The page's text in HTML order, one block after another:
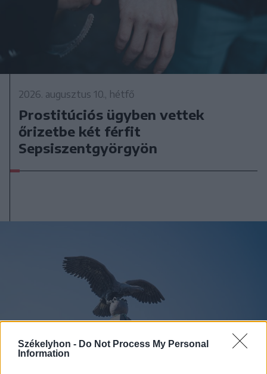
Székelyhon - Do Not Process My Personal
Information
2026. augusztus 10., hétfő
Prostitúciós ügyben vettek
őrizetbe két férfit
Sepsiszentgyörgyön